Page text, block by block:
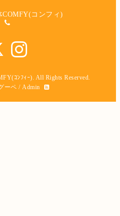
COMFY(コンフィ)
ｺﾝﾌｨｰ). All Rights Reserved.
ーペ /Admin